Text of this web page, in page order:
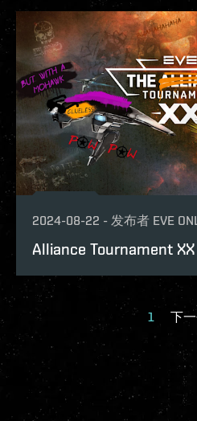
2024-08-22 - 发布者 EVE
Alliance Tournament
1 下